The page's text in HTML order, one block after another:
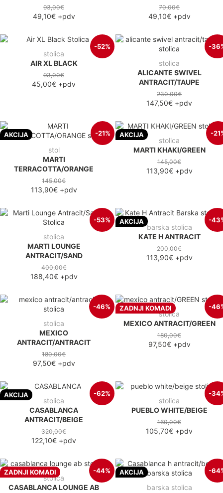
93,00€
49,10€+pdv
70,00€
49,10€+pdv
-52%
stolica
AIR XL BLACK
93,00€
45,00€ +pdv
-
stolica
ALICANTE SWIVEL
ANTRACIT/TAUPE
230,00€
147,50€ +pdv
AKCIJA -21%
stol
MARTI
TERRACOTTA/ORANGE
145,00€
113,90€+pdv
AKCIJA -
stolica
MARTI KHAKI/GREEN
145,00€
113,90€+pdv
-53%
stolica
MARTI LOUNGE
ANTRACIT/SAND
400,00€
188,40€+pdv
AKCIJA -
barska stolica
KATE H ANTRACIT
200,00€
113,90€+pdv
-46%
stolica
MEXICO
ANTRACIT/ANTRACIT
180,00€
97,50€+pdv
ZADNJI KOMADI -
stolica
MEXICO ANTRACIT/GREEN
180,00€
97,50€+pdv
AKCIJA -62%
stolica
CASABLANCA
ANTRACIT/BEIGE
320,00€
122,10€ +pdv
-
stolica
PUEBLO WHITE/BEIGE
160,00€
105,70€ +pdv
ZADNJI KOMADI -44%
stolica
CASABLANCA LOUNGE AB
AKCIJA -
barska stolica